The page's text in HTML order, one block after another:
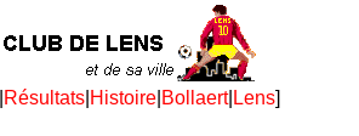
Résultats| Histoire| Bollaert| Lens]